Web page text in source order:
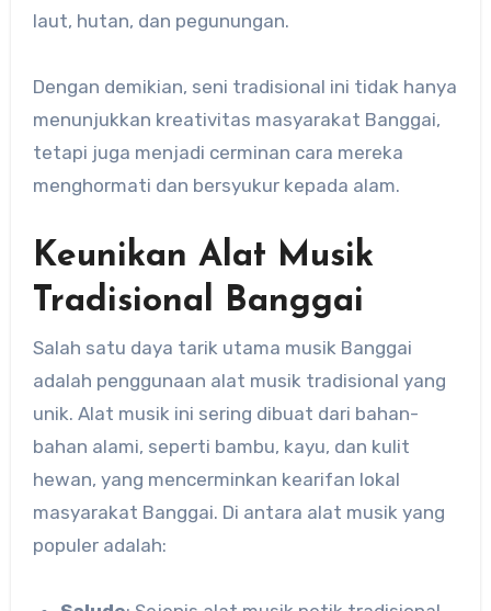
laut, hutan, dan pegunungan.
Dengan demikian, seni tradisional ini tidak hanya
menunjukkan kreativitas masyarakat Banggai,
tetapi juga menjadi cerminan cara mereka
menghormati dan bersyukur kepada alam.
Keunikan Alat Musik
Tradisional Banggai
Salah satu daya tarik utama musik Banggai
adalah penggunaan alat musik tradisional yang
unik. Alat musik ini sering dibuat dari bahan-
bahan alami, seperti bambu, kayu, dan kulit
hewan, yang mencerminkan kearifan lokal
masyarakat Banggai. Di antara alat musik yang
populer adalah: